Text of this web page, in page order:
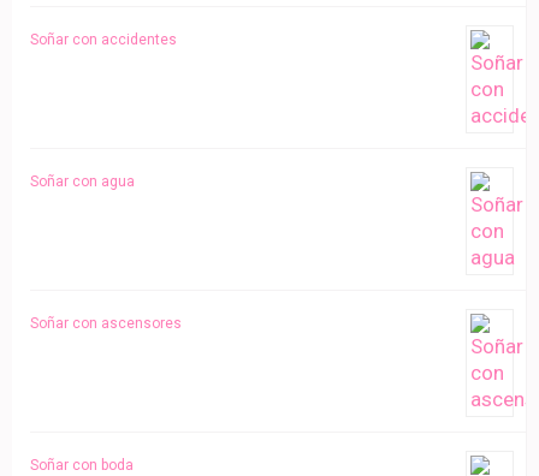
Soñar con accidentes
Soñar con agua
Soñar con ascensores
Soñar con boda